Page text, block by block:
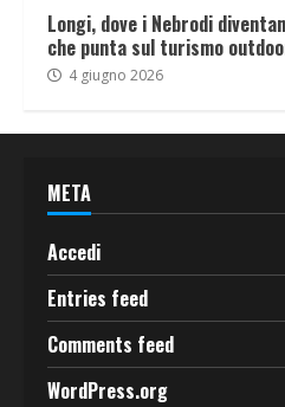
Longi, dove i Nebrodi
che punta sul turismo
4 giugno 2026
META
Accedi
Entries feed
Comments feed
WordPress.org